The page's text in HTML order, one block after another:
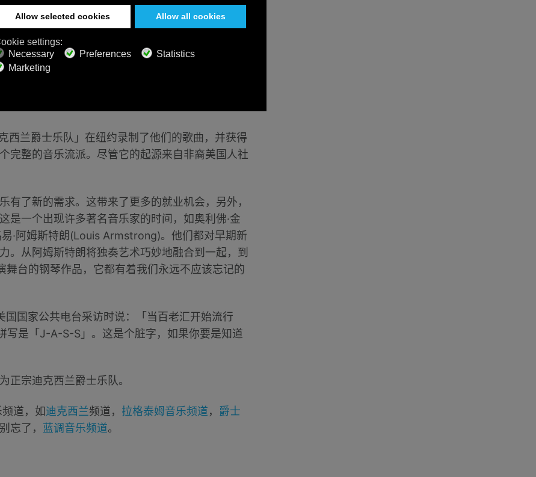
分。这给音乐家带来了很多工作机会。爵士乐现
成功，早期爵士乐开始向其他城市传播。它开始
间问题。
西兰爵士乐队」在纽约录制了他们的歌曲，并获得
完整的音乐流派。尽管它的起源来自非裔美国人社
了新的需求。这带来了更多的就业机会，另外，
是一个出现许多著名音乐家的时间，如奥利佛·金
·阿姆斯特朗(Louis Armstrong)。他们都对早期新
。从阿姆斯特朗将独奏艺术巧妙地融合到一起，到
台的钢琴作品，它都有着我们永远不应该忘记的
国家公共电台采访时说：「当百老汇开始流行
是「J-A-S-S」。这是个脏字，如果你要是知道
正宗迪克西兰爵士乐队。
道，如迪克西兰频道， 拉格泰姆音乐频道， 爵士
忘了， 蓝调音乐频道。